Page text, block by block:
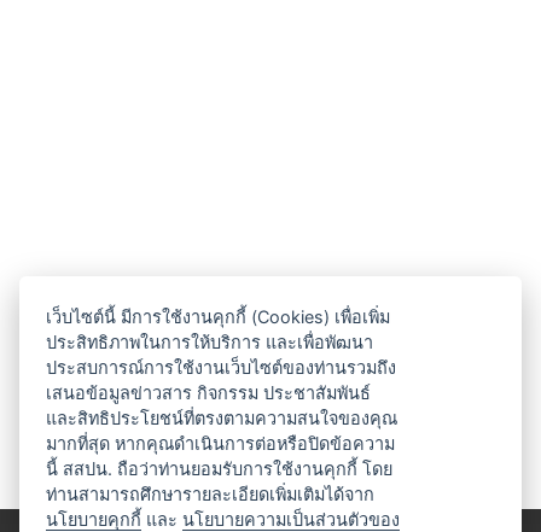
เว็บไซต์นี้ มีการใช้งานคุกกี้ (Cookies) เพื่อเพิ่ม
ประสิทธิภาพในการให้บริการ และเพื่อพัฒนา
ประสบการณ์การใช้งานเว็บไซต์ของท่านรวมถึง
เสนอข้อมูลข่าวสาร กิจกรรม ประชาสัมพันธ์
และสิทธิประโยชน์ที่ตรงตามความสนใจของคุณ
มากที่สุด หากคุณดำเนินการต่อหรือปิดข้อความ
นี้ สสปน. ถือว่าท่านยอมรับการใช้งานคุกกี้ โดย
ท่านสามารถศึกษารายละเอียดเพิ่มเติมได้จาก
นโยบายคุกกี้ และนโยบายความเป็นส่วนตัวของ